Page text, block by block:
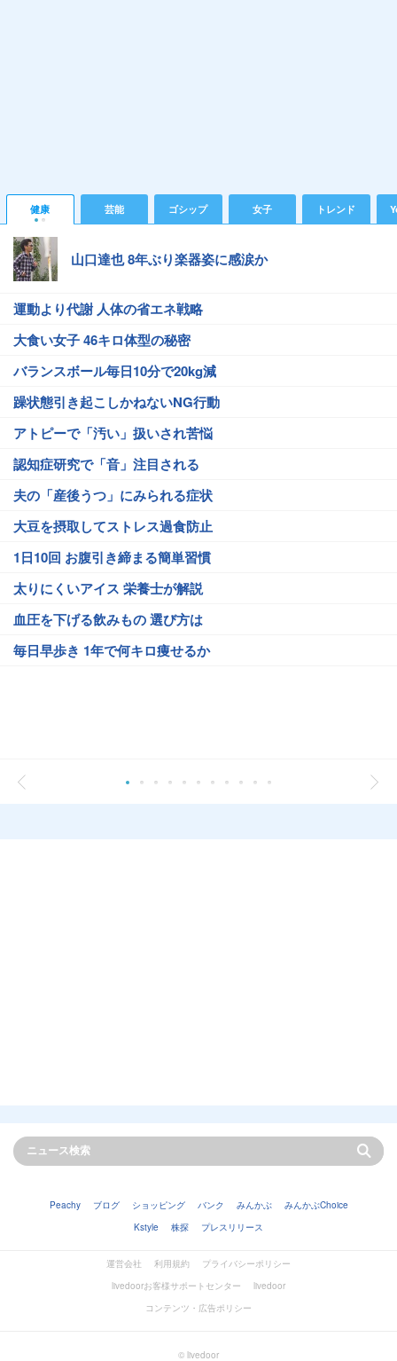
健康 芸能 ゴシップ 女子 トレンド
山口達也 8年ぶり楽器姿に感涙か
運動より代謝 人体の省エネ戦略
大食い女子 46キロ体型の秘密
バランスボール毎日10分で20kg減
躁状態引き起こしかねないNG行動
アトピーで「汚い」扱いされ苦悩
認知症研究で「音」注目される
夫の「産後うつ」にみられる症状
大豆を摂取してストレス過食防止
1日10回 お腹引き締まる簡単習慣
太りにくいアイス 栄養士が解説
血圧を下げる飲みもの 選び方は
毎日早歩き 1年で何キロ痩せるか
Peachy ブログ ショッピング バンク みんかぶ
みんかぶChoice
Kstyle
株探 プレスリリース
運営会社 利用規約
プライバシーポリシー
livedoorお客様サポートセンター
livedoor
コンテンツ・広告ポリシー
© livedoor